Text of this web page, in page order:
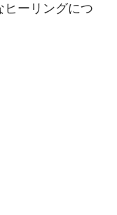
ヒーリングにつ